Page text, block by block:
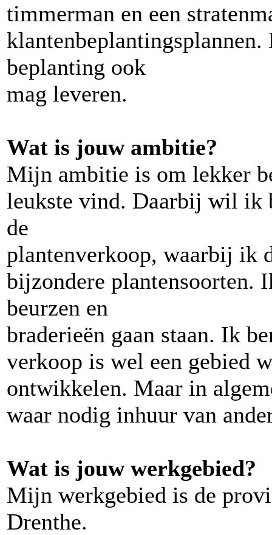
timmerman en een
beplanting ook
mag leveren.
Wat is jouw ambitie?
Mijn ambitie is om lekker
leukste vind. Daarbij wil ik
de
plantenverkoop, waarbij ik
bijzondere plantensoorten.
beurzen en
braderieën gaan staan. Ik
verkoop is wel een gebied
ontwikkelen. Maar in
waar nodig inhuur van
Wat is jouw werkgebied?
Mijn werkgebied is de
Drenthe.